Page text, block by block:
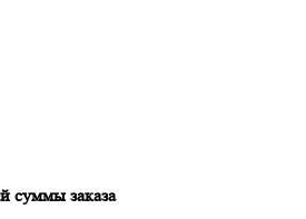
суммы заказа